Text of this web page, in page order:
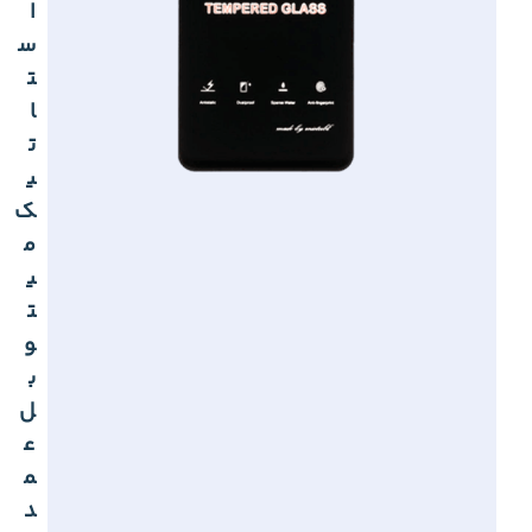
ا
س
ت
ا
ت
ی
ک
م
ی
ت
و
ب
ل
ع
م
د